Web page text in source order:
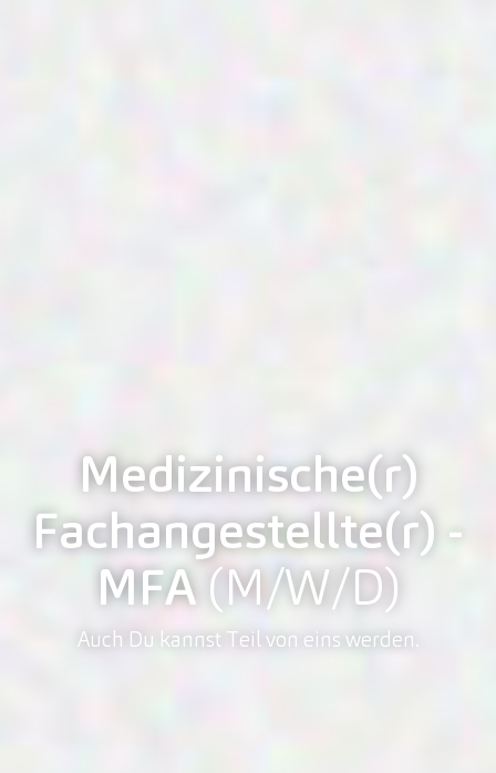
Medizinische(r)
Fachangestellte(r) -
MFA(M/W/D)
Auch Du kannst Teil von eins werden.